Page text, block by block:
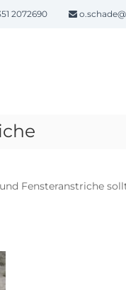
2072690
Fensteranstriche